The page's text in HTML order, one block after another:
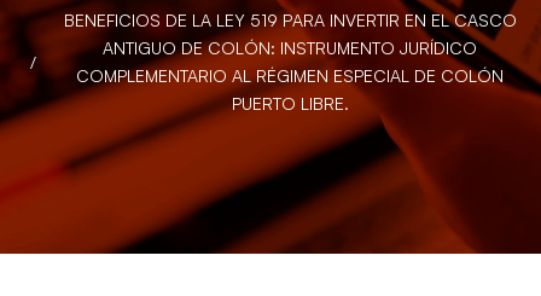
BENEFICIOS DE LA LEY 519 PARA INVERTIR EN EL CASCO
ANTIGUO DE COLÓN: INSTRUMENTO JURÍDICO
COMPLEMENTARIO AL RÉGIMEN ESPECIAL DE COLÓN
PUERTO LIBRE.